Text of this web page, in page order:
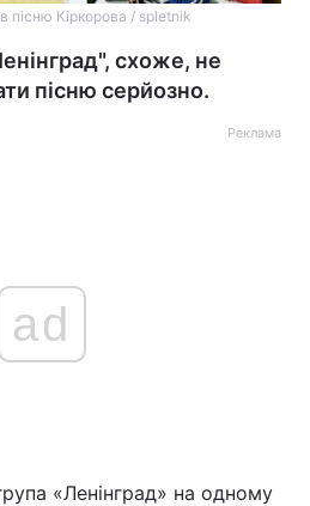
пісню Кіркорова / spletnik
схоже, не
пісню серйозно.
Реклама
ad
«Ленінград» на одному